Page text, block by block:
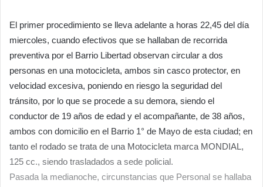
El primer procedimiento se lleva adelante a horas 22,45 del día
miercoles, cuando efectivos que se hallaban de recorrida
preventiva por el Barrio Libertad observan circular a dos
personas en una motocicleta, ambos sin casco protector, en
velocidad excesiva, poniendo en riesgo la seguridad del
tránsito, por lo que se procede a su demora, siendo el
conductor de 19 años de edad y el acompañante, de 38 años,
ambos con domicilio en el Barrio 1° de Mayo de esta ciudad; en
tanto el rodado se trata de una Motocicleta marca MONDIAL,
125 cc., siendo trasladados a sede policial.
Pasada la medianoche, circunstancias que Personal se hallaba